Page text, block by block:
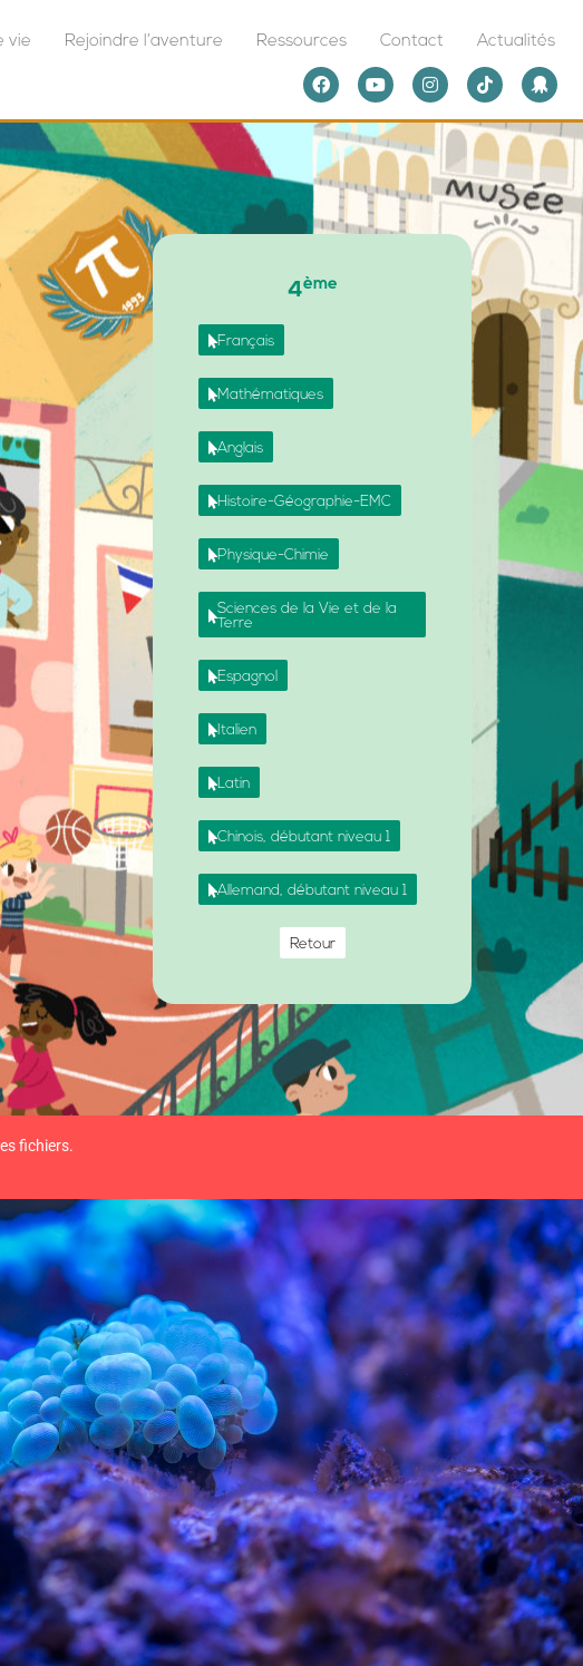
vie Rejoindre l’aventure Ressources Contact Actualités
4ème
Français
Mathématiques
Anglais
Histoire-Géographie-EMC
Physique-Chimie
Sciences de la Vie et de la
Terre
Espagnol
Italien
Latin
Chinois, débutant niveau 1
Allemand, débutant niveau 1
Retour
fichiers.